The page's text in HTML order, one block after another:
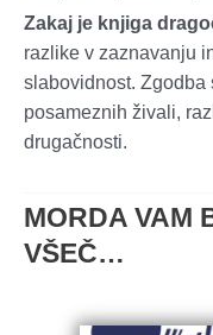
Zakaj je knjiga
razlike v zaznavanju
slabovidnost. Zgodba
posameznih živali,
drugačnosti.
MORDA VAM
VŠEČ…